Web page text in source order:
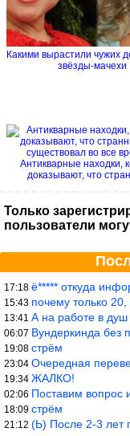
Какими вырастили чужих
звёзды-мачехи
Антикварные находки,
доказывают, что
Только
пользователи
17:18 ё***** откуда
15:43 почему только 20,
13:41 А на работе в душ
06:07 Вундеркинда без
19:08 стрём
23:04 Очередная
19:34 ЖАЛКО!
02:06 Поставим вопрос
18:09 стрём
21:12 (Ь) После 2-3 лет